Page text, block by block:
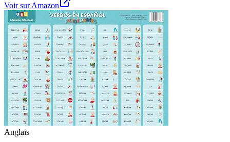
Voir sur Amazon
Anglais